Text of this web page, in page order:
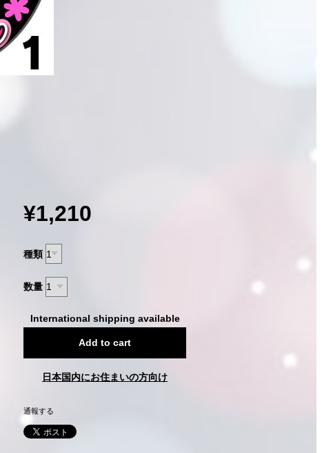
¥1,210
種類
数量
International shipping available
Add to cart
日本国内にお住まいの方向け
通報する